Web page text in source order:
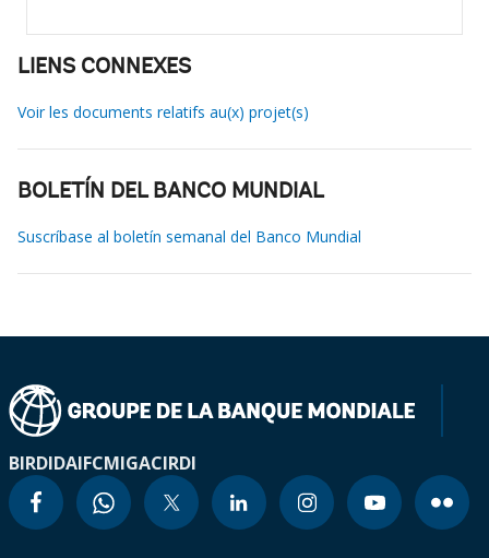
LIENS CONNEXES
Voir les documents relatifs au(x) projet(s)
BOLETÍN DEL BANCO MUNDIAL
Suscríbase al boletín semanal del Banco Mundial
BIRDIDAIFCMIGACIRDI